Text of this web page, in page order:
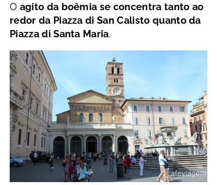
O agito da boêmia se concentra tanto ao
redor da Piazza di San Calisto quanto da
Piazza di Santa Maria.